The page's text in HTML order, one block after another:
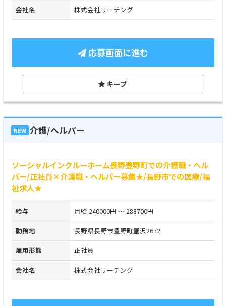
会社名 株式会社リーチング
応募画面に進む
キープ
NEW 介護/ヘルパー
ソーシャルインクルーホーム長野豊野町での介護職・ヘル
パー/正社員×介護職・ヘルパー募集★/長野市での医療/福
祉求人★
給与 月給 240000円 ～ 288700円
勤務地 長野県長野市豊野町蟹沢2672
雇用形態 正社員
会社名 株式会社リーチング